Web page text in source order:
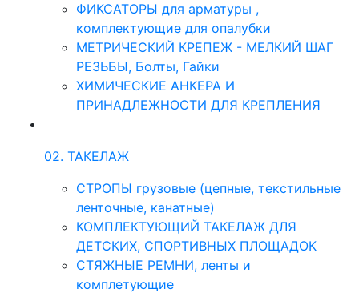
ФИКСАТОРЫ для арматуры ,
комплектующие для опалубки
МЕТРИЧЕСКИЙ КРЕПЕЖ - МЕЛКИЙ ШАГ
РЕЗЬБЫ, Болты, Гайки
ХИМИЧЕСКИЕ АНКЕРА И
ПРИНАДЛЕЖНОСТИ ДЛЯ КРЕПЛЕНИЯ
02. ТАКЕЛАЖ
СТРОПЫ грузовые (цепные, текстильные
ленточные, канатные)
КОМПЛЕКТУЮЩИЙ ТАКЕЛАЖ ДЛЯ
ДЕТСКИХ, СПОРТИВНЫХ ПЛОЩАДОК
СТЯЖНЫЕ РЕМНИ, ленты и
комплетующие